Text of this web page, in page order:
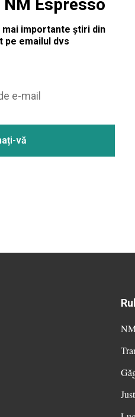
Espresso
mai importante știri din
pe emailul dvs